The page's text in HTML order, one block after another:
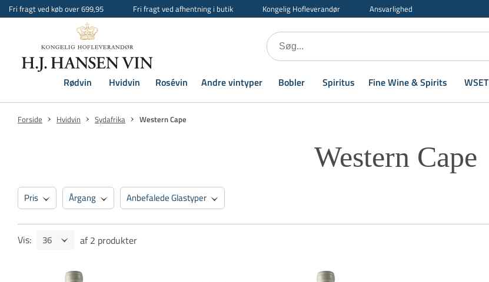
Fri fragt ved køb over 699,95 Fri fragt ved afhentning i butik Kongelig Hofleverandør Ansvarlighed
Rødvin Hvidvin Rosévin Andre vintyper Bobler Spiritus Fine Wine & Spirits WSET
Forside Hvidvin Sydafrika Western Cape
Western Cape
Pris Årgang Anbefalede Glastyper
Vis: af 2 produkter